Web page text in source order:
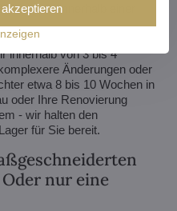
innerhalb einer
innerhalb von 3 bis 4
Änderungen oder
etwa 8 bis 10 Wochen in
oder Ihre Renovierung
- wir halten den
für Sie bereit.
nur eine